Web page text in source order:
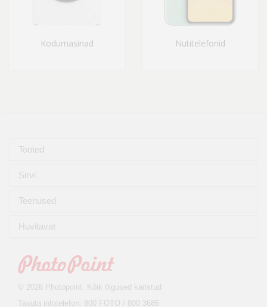
Kodumasinad Nutitelefonid
Tooted
Sirvi
Teenused
Huvitavat
© 2026 Photopoint. Kõik õigused kaitstud
Tasuta infotelefon: 800 FOTO / 800 3686